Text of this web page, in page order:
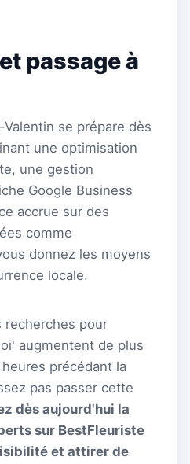
passage à
se prépare dès
une optimisation
une gestion
Google Business
accrue sur des
comme
donnez les moyens
locale.
recherches pour
augmentent de plus
précédant la
pas passer cette
dès aujourd'hui la
sur BestFleuriste
et attirer de